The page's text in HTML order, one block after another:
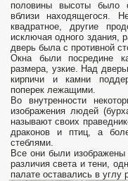
половины высоты было
вблизи находящегося.
квадратное, другие
исключая одного здания,
дверь была с противной
Окна были посредине
размера, узкие. Над
кирпичи и камни
поперек лежащими.
Во внутренности
изображения людей
называют своих
драконов и птиц, а
стеблями.
Все они были изображены
различия света и тени,
палате оставались в углу